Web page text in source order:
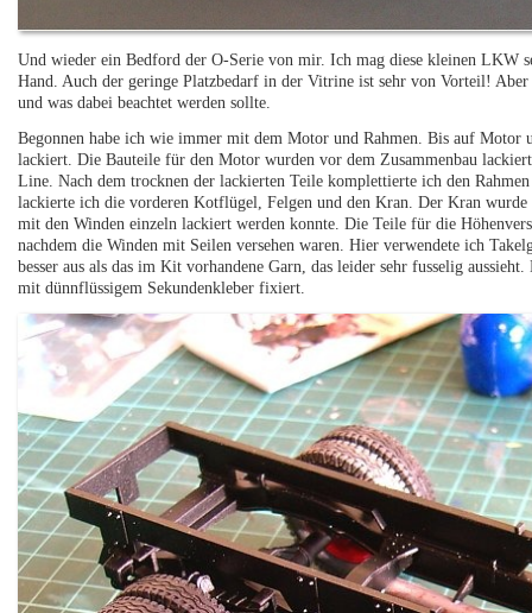
Und wieder ein Bedford der O-Serie von mir. Ich mag diese kleinen LKW
Hand. Auch der geringe Platzbedarf in der Vitrine ist sehr von Vorteil!
und was dabei beachtet werden sollte.
Begonnen habe ich wie immer mit dem Motor und Rahmen. Bis auf Motor
lackiert. Die Bauteile für den Motor wurden vor dem Zusammenbau
Line. Nach dem trocknen der lackierten Teile komplettierte ich den
lackierte ich die vorderen Kotflügel, Felgen und den Kran. Der Kran wurde
mit den Winden einzeln lackiert werden konnte. Die Teile für die
nachdem die Winden mit Seilen versehen waren. Hier verwendete ich
besser aus als das im Kit vorhandene Garn, das leider sehr fusselig
mit dünnflüssigem Sekundenkleber fixiert.